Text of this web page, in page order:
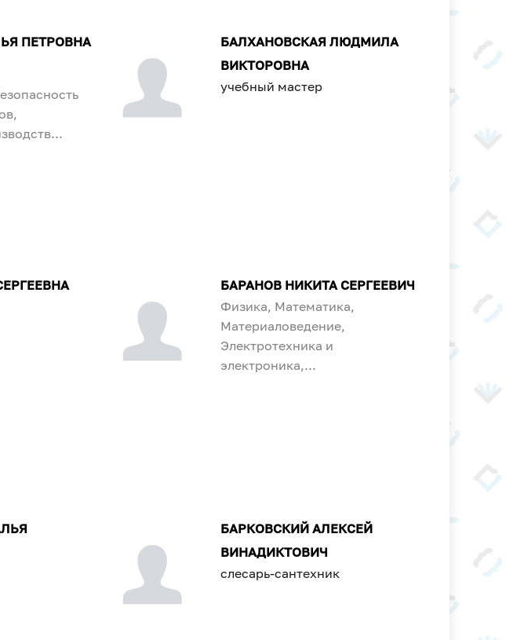
ПЕТРОВНА
БАЛХАНОВСКАЯ ЛЮДМИЛА
ВИКТОРОВНА
учебный мастер
БАРАНОВ НИКИТА СЕРГЕЕВИЧ
Физика, Математика,
Материаловедение,
Электротехника и
электроника,...
БАРКОВСКИЙ АЛЕКСЕЙ
ВИНАДИКТОВИЧ
слесарь-сантехник